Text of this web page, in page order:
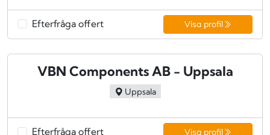
Efterfråga offert Visa profil
VBN Components AB - Uppsala
Uppsala
Efterfråga offert Visa profil